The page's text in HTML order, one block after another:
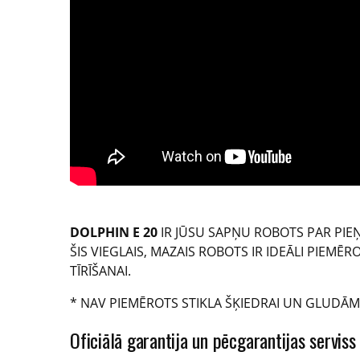
DOLPHIN E 20 IR JŪSU SAPŅU ROBOTS PAR
ŠIS VIEGLAIS, MAZAIS ROBOTS IR IDEĀLI
TĪRĪŠANAI.
* NAV PIEMĒROTS STIKLA ŠĶIEDRAI UN
Oficiālā garantija un pēcgarantijas serviss